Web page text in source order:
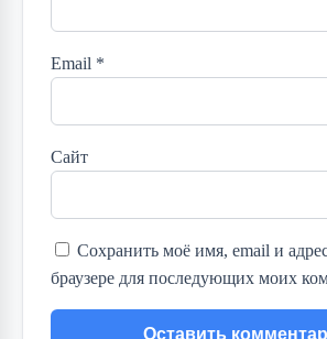
Email *
Сайт
Сохранить моё имя, email и
браузере для последующих моих